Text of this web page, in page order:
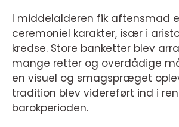
I middelalderen fik aftensmad
ceremoniel karakter, især i
kredse. Store banketter blev
mange retter og overdådige
en visuel og smagspræget
tradition blev videreført ind i
barokperioden.